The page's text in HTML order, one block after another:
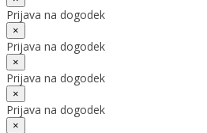
Prijava na dogodek
×
Prijava na dogodek
×
Prijava na dogodek
×
Prijava na dogodek
×